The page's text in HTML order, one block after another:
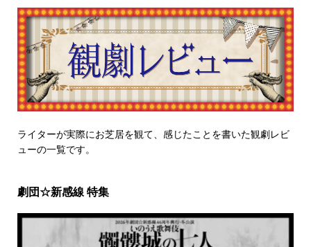
ライターが実際にお芝居を観て、感じたことを書いた観劇レビ
ューの一覧です。
劇団☆新感線 特集